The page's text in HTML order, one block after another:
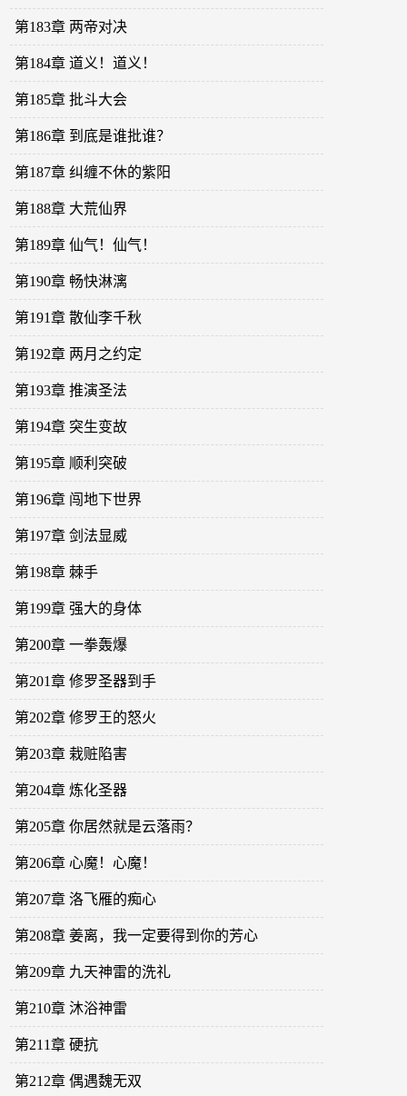
第183章 两帝对决
第184章 道义！道义！
第185章 批斗大会
第186章 到底是谁批谁？
第187章 纠缠不休的紫阳
第188章 大荒仙界
第189章 仙气！仙气！
第190章 畅快淋漓
第191章 散仙李千秋
第192章 两月之约定
第193章 推演圣法
第194章 突生变故
第195章 顺利突破
第196章 闯地下世界
第197章 剑法显威
第198章 棘手
第199章 强大的身体
第200章 一拳轰爆
第201章 修罗圣器到手
第202章 修罗王的怒火
第203章 栽赃陷害
第204章 炼化圣器
第205章 你居然就是云落雨？
第206章 心魔！心魔！
第207章 洛飞雁的痴心
第208章 姜离，我一定要得到你的芳心
第209章 九天神雷的洗礼
第210章 沐浴神雷
第211章 硬抗
第212章 偶遇魏无双